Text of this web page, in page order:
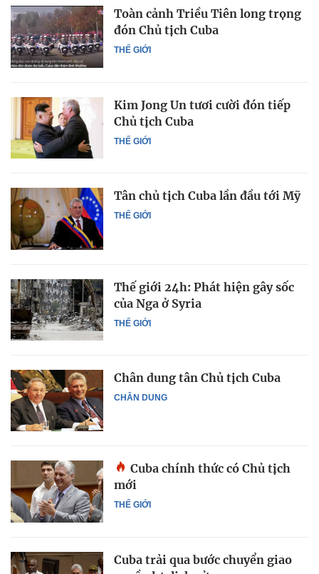
THẾ GIỚI
Toàn cảnh Triều Tiên long trọng
đón Chủ tịch Cuba
THẾ GIỚI
Kim Jong Un tươi cười đón tiếp
Chủ tịch Cuba
THẾ GIỚI
Tân chủ tịch Cuba lần đầu tới Mỹ
THẾ GIỚI
Thế giới 24h: Phát hiện gây sốc
của Nga ở Syria
CHÂN DUNG
Chân dung tân Chủ tịch Cuba
THẾ GIỚI
Cuba chính thức có Chủ tịch
mới
Cuba trải qua bước chuyển giao